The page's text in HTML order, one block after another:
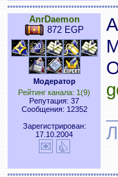
AnrDaemon
872 EGP
Модератор
Рейтинг канала: 1(9)
Репутация: 37
Сообщения: 12352
Зарегистрирован:
17.10.2004